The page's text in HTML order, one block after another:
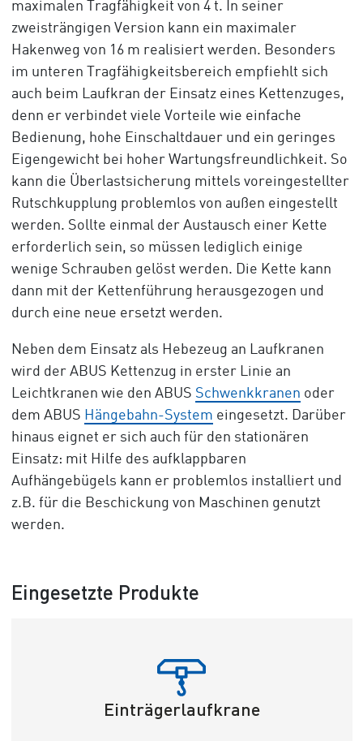
maximalen Tragfähigkeit von 4 t. In seiner
zweisträngigen Version kann ein maximaler
Hakenweg von 16 m realisiert werden. Besonders
im unteren Tragfähigkeitsbereich empfiehlt sich
auch beim Laufkran der Einsatz eines Kettenzuges,
denn er verbindet viele Vorteile wie einfache
Bedienung, hohe Einschaltdauer und ein geringes
Eigengewicht bei hoher Wartungsfreundlichkeit. So
kann die Überlastsicherung mittels voreingestellter
Rutschkupplung problemlos von außen eingestellt
werden. Sollte einmal der Austausch einer Kette
erforderlich sein, so müssen lediglich einige
wenige Schrauben gelöst werden. Die Kette kann
dann mit der Kettenführung herausgezogen und
durch eine neue ersetzt werden.
Neben dem Einsatz als Hebezeug an Laufkranen
wird der ABUS Kettenzug in erster Linie an
Leichtkranen wie den ABUS Schwenkkranen oder
dem ABUS Hängebahn-System eingesetzt. Darüber
hinaus eignet er sich auch für den stationären
Einsatz: mit Hilfe des aufklappbaren
Aufhängebügels kann er problemlos installiert und
z.B. für die Beschickung von Maschinen genutzt
werden.
Eingesetzte Produkte
Einträgerlaufkrane